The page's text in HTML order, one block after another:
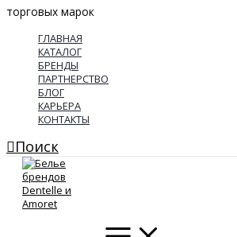
торговых марок
ГЛАВНАЯ
КАТАЛОГ
БРЕНДЫ
ПАРТНЕРСТВО
БЛОГ
КАРЬЕРА
КОНТАКТЫ
Поиск